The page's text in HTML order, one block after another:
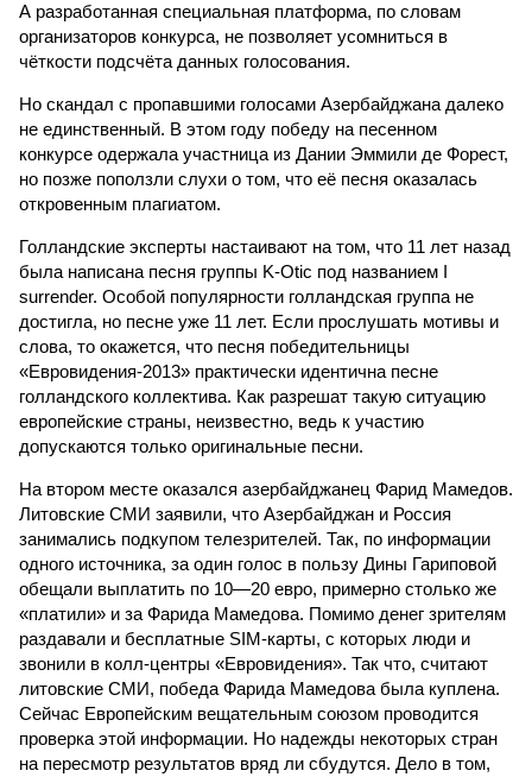
А разработанная специальная платформа, по словам
организаторов конкурса, не позволяет усомниться в
чёткости подсчёта данных голосования.
Но скандал с пропавшими голосами Азербайджана далеко
не единственный. В этом году победу на песенном
конкурсе одержала участница из Дании Эммили де Форест,
но позже поползли слухи о том, что её песня оказалась
откровенным плагиатом.
Голландские эксперты настаивают на том, что 11 лет назад
была написана песня группы K-Otic под названием I
surrender. Особой популярности голландская группа не
достигла, но песне уже 11 лет. Если прослушать мотивы и
слова, то окажется, что песня победительницы
«Евровидения-2013» практически идентична песне
голландского коллектива. Как разрешат такую ситуацию
европейские страны, неизвестно, ведь к участию
допускаются только оригинальные песни.
На втором месте оказался азербайджанец Фарид Мамедов.
Литовские СМИ заявили, что Азербайджан и Россия
занимались подкупом телезрителей. Так, по информации
одного источника, за один голос в пользу Дины Гариповой
обещали выплатить по 10—20 евро, примерно столько же
«платили» и за Фарида Мамедова. Помимо денег зрителям
раздавали и бесплатные SIM-карты, с которых люди и
звонили в колл-центры «Евровидения». Так что, считают
литовские СМИ, победа Фарида Мамедова была куплена.
Сейчас Европейским вещательным союзом проводится
проверка этой информации. Но надежды некоторых стран
на пересмотр результатов вряд ли сбудутся. Дело в том,